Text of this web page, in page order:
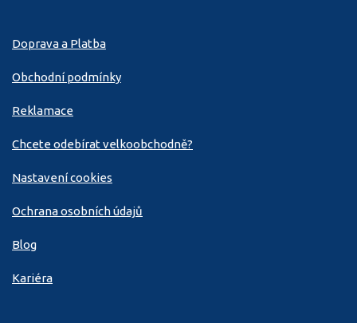
Doprava a Platba
Obchodní podmínky
Reklamace
Chcete odebírat velkoobchodně?
Nastavení cookies
Ochrana osobních údajů
Blog
Kariéra